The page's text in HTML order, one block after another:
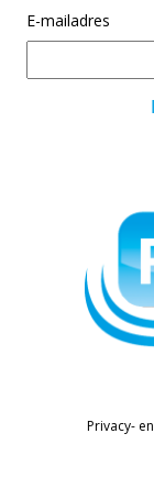
E-mailadres
Privacy-